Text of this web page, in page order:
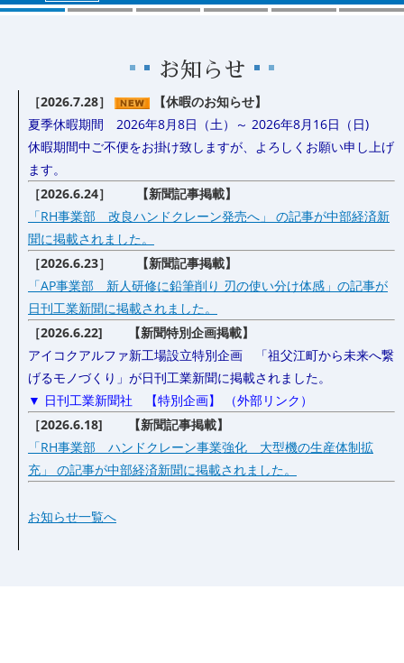
お知らせ
［2026.7.28］
【休暇のお知らせ】
夏季休暇期間 2026年8月8日（土）～ 2026年8月16日（日)
休暇期間中ご不便をお掛け致しますが、よろしくお願い申し上げ
ます。
［2026.6.24］ 【新聞記事掲載】
「RH事業部 改良ハンドクレーン発売へ」 の記事が中部経済新
聞に掲載されました。
［2026.6.23］ 【新聞記事掲載】
「AP事業部 新人研修に鉛筆削り 刃の使い分け体感」の記事が
日刊工業新聞に掲載されました。
［2026.6.22] 【新聞特別企画掲載】
アイコクアルファ新工場設立特別企画 「祖父江町から未来へ繋
げるモノづくり」が日刊工業新聞に掲載されました。
▼ 日刊工業新聞社 【特別企画】 （外部リンク）
［2026.6.18] 【新聞記事掲載】
「RH事業部 ハンドクレーン事業強化 大型機の生産体制拡
充」 の記事が中部経済新聞に掲載されました。
お知らせ一覧へ